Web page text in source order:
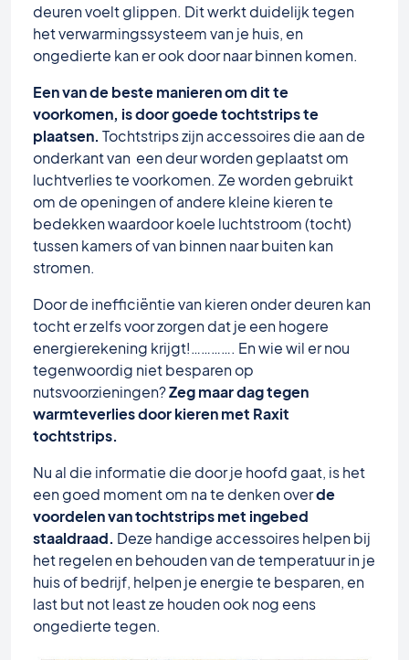
deuren voelt glippen. Dit werkt duidelijk tegen
het verwarmingssysteem van je huis, en
ongedierte kan er ook door naar binnen komen.
Een van de beste manieren om dit te
voorkomen, is door goede tochtstrips te
plaatsen. Tochtstrips zijn accessoires die aan de
onderkant van een deur worden geplaatst om
luchtverlies te voorkomen. Ze worden gebruikt
om de openingen of andere kleine kieren te
bedekken waardoor koele luchtstroom (tocht)
tussen kamers of van binnen naar buiten kan
stromen.
Door de inefficiëntie van kieren onder deuren kan
tocht er zelfs voor zorgen dat je een hogere
energierekening krijgt!…………. En wie wil er nou
tegenwoordig niet besparen op
nutsvoorzieningen?Zeg maar dag tegen
warmteverlies door kieren met Raxit
tochtstrips.
Nu al die informatie die door je hoofd gaat, is het
een goed moment om na te denken overde
voordelen van tochtstrips met ingebed
staaldraad. Deze handige accessoires helpen bij
het regelen en behouden van de temperatuur in je
huis of bedrijf, helpen je energie te besparen, en
last but not least ze houden ook nog eens
ongedierte tegen.